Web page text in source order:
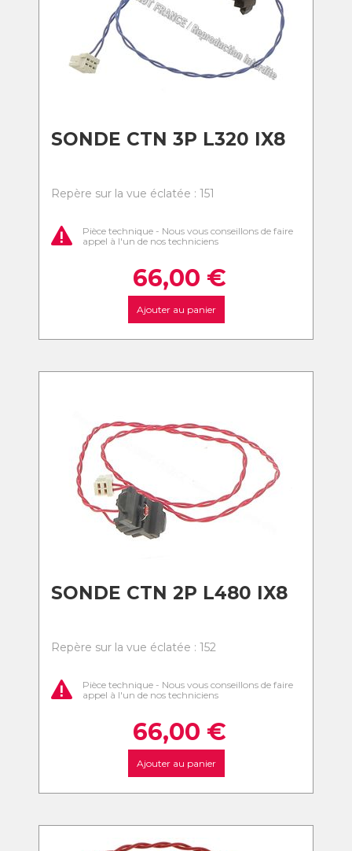
SONDE CTN 3P L320 IX8
Repère sur la vue éclatée : 151
Pièce technique - Nous vous conseillons de faire
appel à l'un de nos techniciens
66,00 €
Ajouter au panier
SONDE CTN 2P L480 IX8
Repère sur la vue éclatée : 152
Pièce technique - Nous vous conseillons de faire
appel à l'un de nos techniciens
66,00 €
Ajouter au panier